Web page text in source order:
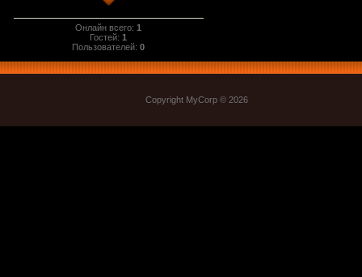
Онлайн всего:1
Гостей:1
Пользователей:0
Copyright MyCorp © 2026